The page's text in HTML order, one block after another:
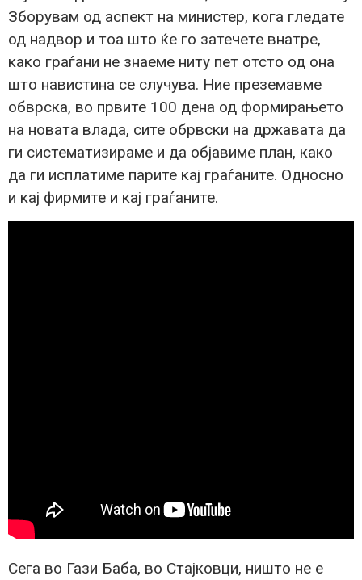
Зборувам од аспект на министер, кога гледате
од надвор и тоа што ќе го затечете внатре,
како граѓани не знаеме ниту пет отсто од она
што навистина се случува. Ние преземавме
обврска, во првите 100 дена од формирањето
на новата влада, сите обрвски на државата да
ги систематизираме и да објавиме план, како
да ги исплатиме парите кај граѓаните. Односно
и кај фирмите и кај граѓаните.
Сега во Гази Баба, во Стајковци, ништо не е